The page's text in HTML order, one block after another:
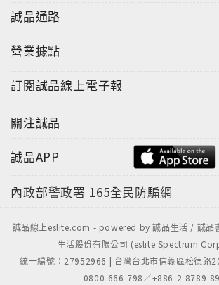
誠品通路
營業據點
訂閱誠品線上電子報
關注誠品
誠品APP
內政部警政署 165全民防騙網
誠品線上eslite.com - powered by 誠品生活 / 誠品
生活股份有限公司 (eslite Spectrum
統一編號：27952966 | 台灣台北市信義區松德路
0800-666-798／+886-2-8789-